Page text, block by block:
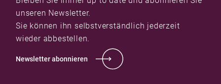
unseren Newsletter.
Sie können ihn selbstverständlich jederzeit
wieder abbestellen.
Newsletter abonnieren